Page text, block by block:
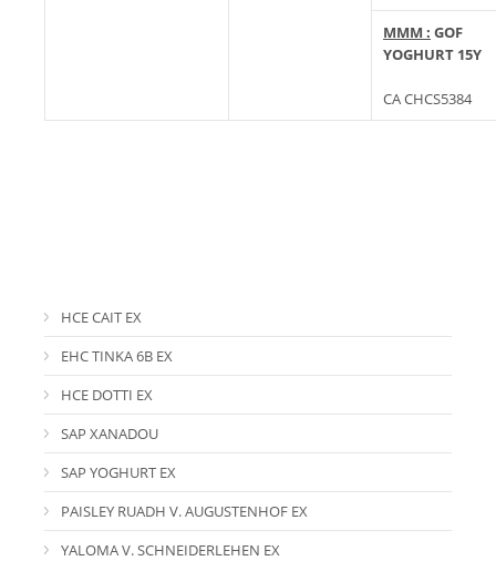
MMM : GOF
YOGHURT 15Y
CA CHCS5384
HCE CAIT EX
EHC TINKA 6B EX
HCE DOTTI EX
SAP XANADOU
SAP YOGHURT EX
PAISLEY RUADH V. AUGUSTENHOF EX
YALOMA V. SCHNEIDERLEHEN EX